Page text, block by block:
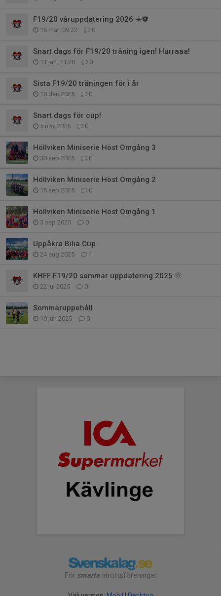
F19/20 våruppdatering 2026 ☀️⚽
15 mar, 09:22 0
Snart dags för F19/20 träning igen! Hurraaa!
11 jan, 11:26 0
Sista F19/20 träningen för i år
10 dec 2025 0
Snart dags för cup!
5 nov 2025 0
Höllviken Miniserie Höst Omgång 3
30 sep 2025 0
Höllviken Miniserie Höst Omgång 2
15 sep 2025 0
Höllviken Miniserie Höst Omgång 1
3 sep 2025 0
Uppåkra Bilia Cup
24 aug 2025 1
KHFF F19/20 sommar uppdatering 2025 🌞
22 jul 2025 0
Sommaruppehåll
19 jun 2025 0
För smarta idrottsföreningar